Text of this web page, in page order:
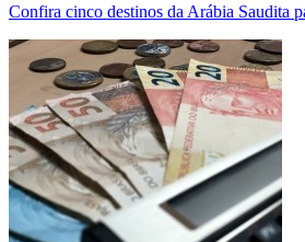
Confira cinco destinos da Arábia Saudita